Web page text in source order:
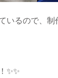
いるので、
✨✨